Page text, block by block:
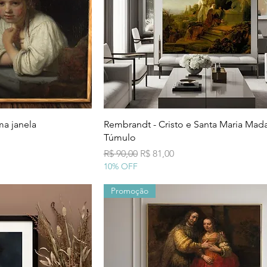
rápida
janela
Visualização rápida
Rembrandt - Cristo e Santa Maria
Túmulo
Preço normal
R$ 90,00 Preço promocional
R$ 81,00
10% OFF
Promoção